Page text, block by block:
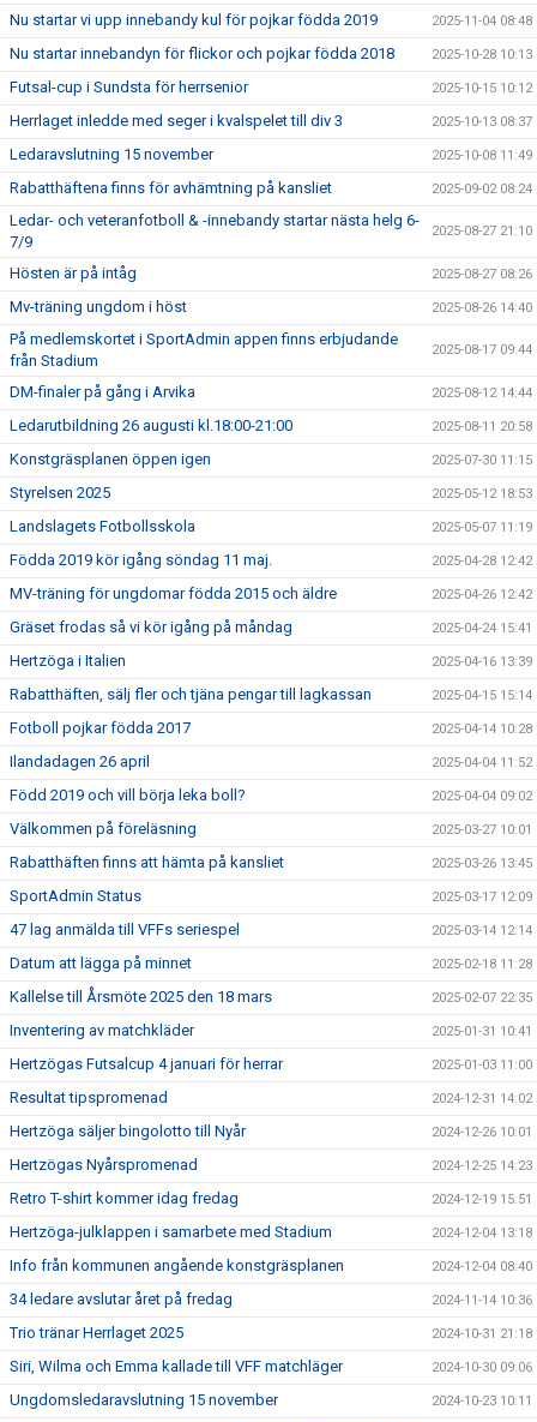
Nu startar vi upp innebandy kul för pojkar födda 2019 2025-11-04 08:48
Nu startar innebandyn för flickor och pojkar födda 2018 2025-10-28 10:13
Futsal-cup i Sundsta för herrsenior 2025-10-15 10:12
Herrlaget inledde med seger i kvalspelet till div 3 2025-10-13 08:37
Ledaravslutning 15 november 2025-10-08 11:49
Rabatthäftena finns för avhämtning på kansliet 2025-09-02 08:24
Ledar- och veteranfotboll & -innebandy startar nästa helg 6-
7/9
2025-08-27 21:10
Hösten är på intåg 2025-08-27 08:26
Mv-träning ungdom i höst 2025-08-26 14:40
På medlemskortet i SportAdmin appen finns erbjudande
från Stadium
2025-08-17 09:44
DM-finaler på gång i Arvika 2025-08-12 14:44
Ledarutbildning 26 augusti kl.18:00-21:00 2025-08-11 20:58
Konstgräsplanen öppen igen 2025-07-30 11:15
Styrelsen 2025 2025-05-12 18:53
Landslagets Fotbollsskola 2025-05-07 11:19
Födda 2019 kör igång söndag 11 maj. 2025-04-28 12:42
MV-träning för ungdomar födda 2015 och äldre 2025-04-26 12:42
Gräset frodas så vi kör igång på måndag 2025-04-24 15:41
Hertzöga i Italien 2025-04-16 13:39
Rabatthäften, sälj fler och tjäna pengar till lagkassan 2025-04-15 15:14
Fotboll pojkar födda 2017 2025-04-14 10:28
Ilandadagen 26 april 2025-04-04 11:52
Född 2019 och vill börja leka boll? 2025-04-04 09:02
Välkommen på föreläsning 2025-03-27 10:01
Rabatthäften finns att hämta på kansliet 2025-03-26 13:45
SportAdmin Status 2025-03-17 12:09
47 lag anmälda till VFFs seriespel 2025-03-14 12:14
Datum att lägga på minnet 2025-02-18 11:28
Kallelse till Årsmöte 2025 den 18 mars 2025-02-07 22:35
Inventering av matchkläder 2025-01-31 10:41
Hertzögas Futsalcup 4 januari för herrar 2025-01-03 11:00
Resultat tipspromenad 2024-12-31 14:02
Hertzöga säljer bingolotto till Nyår 2024-12-26 10:01
Hertzögas Nyårspromenad 2024-12-25 14:23
Retro T-shirt kommer idag fredag 2024-12-19 15:51
Hertzöga-julklappen i samarbete med Stadium 2024-12-04 13:18
Info från kommunen angående konstgräsplanen 2024-12-04 08:40
34 ledare avslutar året på fredag 2024-11-14 10:36
Trio tränar Herrlaget 2025 2024-10-31 21:18
Siri, Wilma och Emma kallade till VFF matchläger 2024-10-30 09:06
Ungdomsledaravslutning 15 november 2024-10-23 10:11